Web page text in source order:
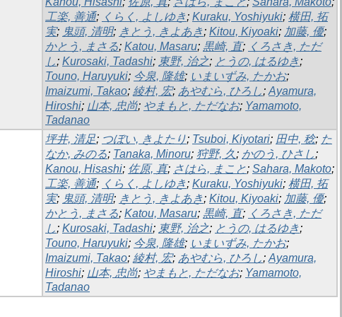
工楽, 善通; くらく, よしゆき; Kuraku, Yoshiyuki; 横田, 拓
実; 鬼頭, 清明; きとう, きよあき; Kitou, Kiyoaki; 加藤, 優;
かとう, まさる; Katou, Masaru; 黒崎, 直; くろさき, ただ
し; Kurosaki, Tadashi; 東野, 治之; とうの, はるゆき;
Touno, Haruyuki; 今泉, 隆雄; いまいずみ, たかお;
Imaizumi, Takao; 綾村, 宏; あやむら, ひろし; Ayamura,
Hiroshi; 山本, 忠尚; やまもと, ただなお; Yamamoto,
Tadanao
坪井, 清足; つぼい, きよたり; Tsuboi, Kiyotari; 田中, 稔; た
なか, みのる; Tanaka, Minoru; 狩野, 久; かのう, ひさし;
Kanou, Hisashi; 佐原, 真; さはら, まこと; Sahara, Makoto;
工楽, 善通; くらく, よしゆき; Kuraku, Yoshiyuki; 横田, 拓
実; 鬼頭, 清明; きとう, きよあき; Kitou, Kiyoaki; 加藤, 優;
かとう, まさる; Katou, Masaru; 黒崎, 直; くろさき, ただ
し; Kurosaki, Tadashi; 東野, 治之; とうの, はるゆき;
Touno, Haruyuki; 今泉, 隆雄; いまいずみ, たかお;
Imaizumi, Takao; 綾村, 宏; あやむら, ひろし; Ayamura,
Hiroshi; 山本, 忠尚; やまもと, ただなお; Yamamoto,
Tadanao